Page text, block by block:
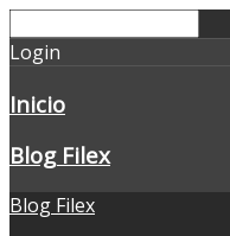
Login
Inicio
Blog Filex
Blog Filex